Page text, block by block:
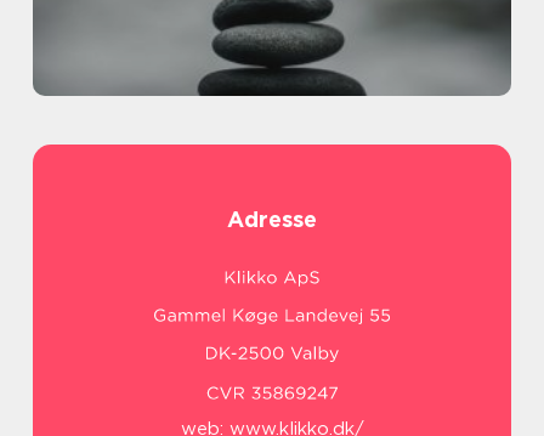
Adresse
web: www.klikko.dk/